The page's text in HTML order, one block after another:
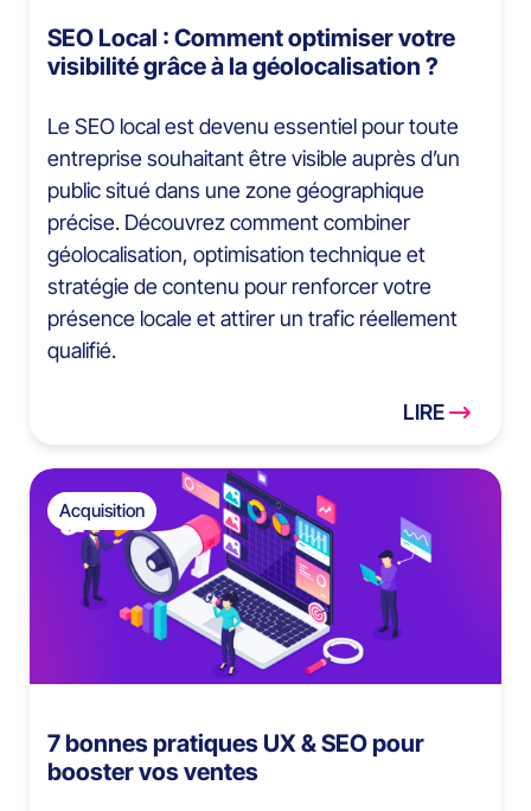
SEO Local : Comment optimiser votre
visibilité grâce à la géolocalisation ?
Le SEO local est devenu essentiel pour toute
entreprise souhaitant être visible auprès d’un
public situé dans une zone géographique
précise. Découvrez comment combiner
géolocalisation, optimisation technique et
stratégie de contenu pour renforcer votre
présence locale et attirer un trafic réellement
qualifié.
LIRE
Acquisition
7 bonnes pratiques UX & SEO pour
booster vos ventes